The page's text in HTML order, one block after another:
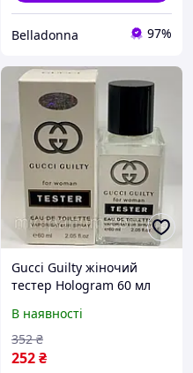
Belladonna 97%
Gucci Guilty жіночий
тестер Hologram 60 мл
В наявності
252₴
352 ₴